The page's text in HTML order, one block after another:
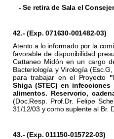
- Se retira de Sala el
42.- (Exp. 071630-001482-03)
Atento a lo informado por la
favorable de disponibilidad
Cattaneo Midón en un cargo
Bacteriología y Virología
para trabajar en el Proyecto
Shiga (STEC) en
alimentos. Reservorio,
(Doc.Resp. Prof.Dr. Felipe
31/12/03 y como suplente al Br.
43.- (Exp. 011150-015722-03)